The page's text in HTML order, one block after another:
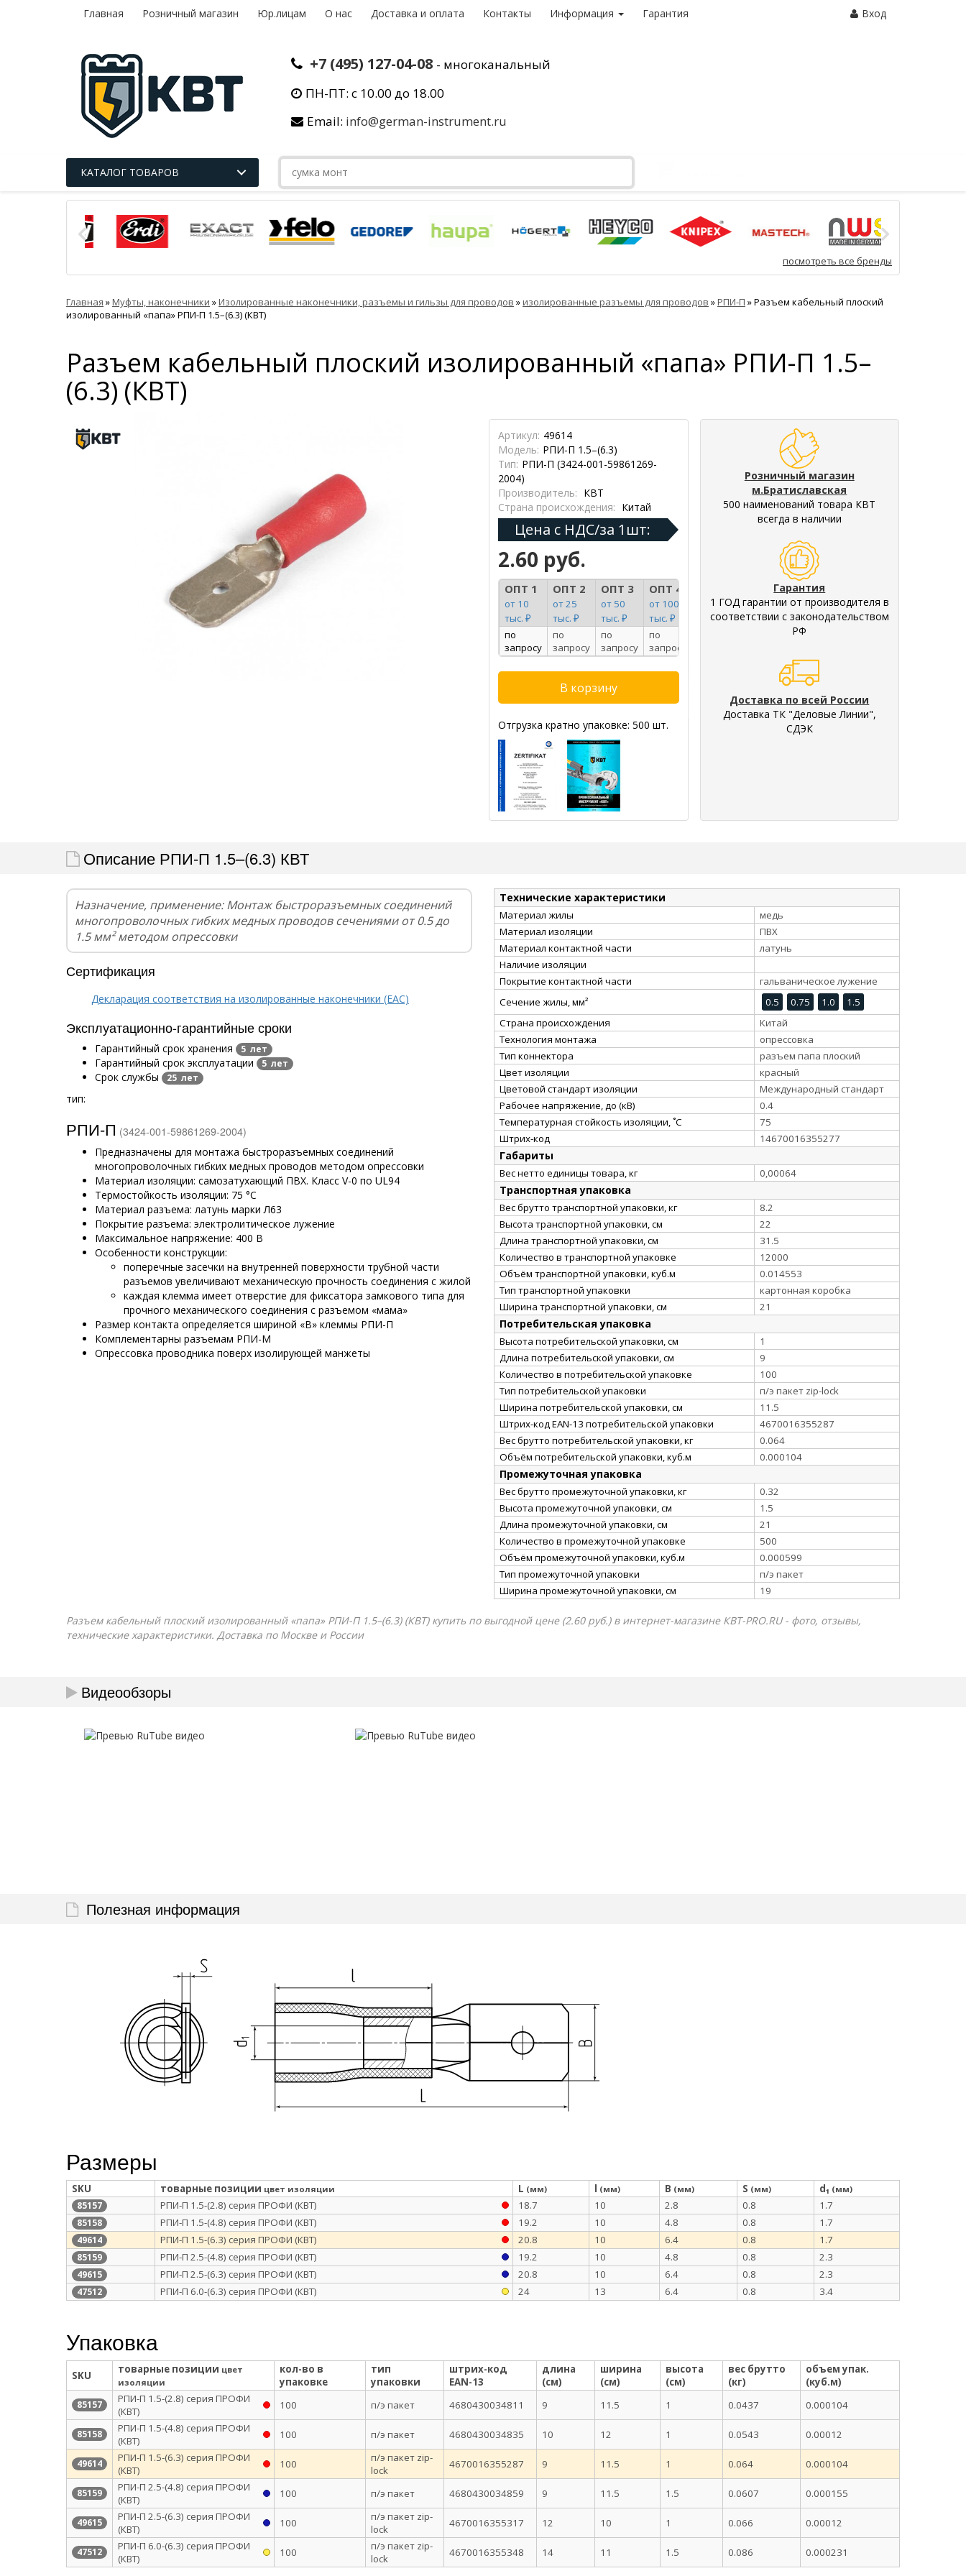
Главная Розничный магазин Юр.лицам О нас Доставка и оплата Контакты Информация Гарантия Вход
+7 (495) 127-04-08 - многоканальный
ПН-ПТ: с 10.00 до 18.00
Email: info@german-instrument.ru
КАТАЛОГ ТОВАРОВ
посмотреть все бренды
Главная »Муфты, наконечники »Изолированные наконечники, разъемы и гильзы для проводов »изолированные разъемы для проводов »РПИ-П »Разъем кабельный плоский
изолированный «папа» РПИ-П 1.5–(6.3) (КВТ)
Разъем кабельный плоский изолированный «папа» РПИ-П 1.5–
(6.3) (КВТ)
Артикул: 49614
Модель: РПИ-П 1.5–(6.3)
Тип: РПИ-П (3424-001-59861269-
2004)
Производитель: КВТ
Страна происхождения: Китай
Цена с НДС/за 1шт:
2.60 руб.
ОПТ 1
от 10
тыс. ₽
ОПТ 2
от 25
тыс. ₽
ОПТ 3
от 50
тыс. ₽
ОПТ 4
от 100
тыс. ₽
по
запросу
по
запросу
по
запросу
по
запросу
Отгрузка кратно упаковке: 500 шт.
Розничный магазин
м.Братиславская
500 наименований товара КВТ
всегда в наличии
Гарантия
1 ГОД гарантии от производителя в
соответствии с законодательством
РФ
Доставка по всей России
Доставка ТК "Деловые Линии",
СДЭК
Описание РПИ-П 1.5–(6.3) КВТ
Назначение, применение: Монтаж быстроразъемных соединений
многопроволочных гибких медных проводов сечениями от 0.5 до
1.5 мм² методом опрессовки
Сертификация
Декларация соответствия на изолированные наконечники (EAC)
Эксплуатационно-гарантийные сроки
Гарантийный срок хранения 5 лет
Гарантийный срок эксплуатации 5 лет
Срок службы 25 лет
тип:
РПИ-П (3424-001-59861269-2004)
Предназначены для монтажа быстроразъемных соединений
многопроволочных гибких медных проводов методом опрессовки
Материал изоляции: самозатухающий ПВХ. Класс V-0 по UL94
Термостойкость изоляции: 75 °C
Материал разъема: латунь марки Л63
Покрытие разъема: электролитическое лужение
Максимальное напряжение: 400 В
Особенности конструкции:
поперечные засечки на внутренней поверхности трубной части
разъемов увеличивают механическую прочность соединения с жилой
каждая клемма имеет отверстие для фиксатора замкового типа для
прочного механического соединения с разъемом «мама»
Размер контакта определяется шириной «В» клеммы РПИ-П
Комплементарны разъемам РПИ-М
Опрессовка проводника поверх изолирующей манжеты
Технические характеристики
Материал жилы
медь
Материал изоляции
ПВХ
Материал контактной части
латунь
Наличие изоляции
Покрытие контактной части
гальваническое лужение
Сечение жилы, мм²
0.5 0.75 1.0
1.5
Страна происхождения
Китай
Технология монтажа
опрессовка
Тип коннектора
разъем папа плоский
Цвет изоляции
красный
Цветовой стандарт изоляции
Международный стандарт
Рабочее напряжение, до (кВ)
0.4
Температурная стойкость изоляции, ˚С
75
Штрих-код
14670016355277
Габариты
Вес нетто единицы товара, кг 0,00064
Транспортная упаковка
Вес брутто транспортной упаковки, кг
8.2
Высота транспортной упаковки, см
22
Длина транспортной упаковки, см
31.5
Количество в транспортной упаковке
12000
Объём транспортной упаковки, куб.м
0.014553
Тип транспортной упаковки
картонная коробка
Ширина транспортной упаковки, см
21
Потребительская упаковка
Высота потребительской упаковки, см
1
Длина потребительской упаковки, см
9
Количество в потребительской упаковке
100
Тип потребительской упаковки
п/э пакет zip-lock
Ширина потребительской упаковки, см
11.5
Штрих-код EAN-13 потребительской упаковки
4670016355287
Вес брутто потребительской упаковки, кг
0.064
Объём потребительской упаковки, куб.м
0.000104
Промежуточная упаковка
Вес брутто промежуточной упаковки, кг
0.32
Высота промежуточной упаковки, см
1.5
Длина промежуточной упаковки, см
21
Количество в промежуточной упаковке
500
Объём промежуточной упаковки, куб.м
0.000599
Тип промежуточной упаковки
п/э пакет
Ширина промежуточной упаковки, см
19
Разъем кабельный плоский изолированный «папа» РПИ-П 1.5–(6.3) (КВТ) купить по выгодной цене (2.60 руб.) в интернет-магазине КВТ-PRO.RU - фото, отзывы,
технические характеристики. Доставка по Москве и России
Видеообзоры
Полезная информация
Размеры
SKU товарные позиции цвет изоляции L (мм) l (мм) B (мм) S (мм) d₁ (мм)
85157 РПИ-П 1.5-(2.8) серия ПРОФИ (КВТ) 18.7 10 2.8 0.8 1.7
85158 РПИ-П 1.5-(4.8) серия ПРОФИ (КВТ) 19.2 10 4.8 0.8 1.7
49614 РПИ-П 1.5-(6.3) серия ПРОФИ (КВТ) 20.8 10 6.4 0.8 1.7
85159 РПИ-П 2.5-(4.8) серия ПРОФИ (КВТ) 19.2 10 4.8 0.8 2.3
49615 РПИ-П 2.5-(6.3) серия ПРОФИ (КВТ) 20.8 10 6.4 0.8 2.3
47512 РПИ-П 6.0-(6.3) серия ПРОФИ (КВТ) 24 13 6.4 0.8 3.4
Упаковка
SKU товарные позиции цвет
изоляции
кол-во в
упаковке
тип
упаковки
штрих-код
EAN-13
длина
(см)
ширина
(см)
высота
(см)
вес брутто
(кг)
объем упак.
(куб.м)
85157
РПИ-П 1.5-(2.8) серия ПРОФИ
(КВТ)
100 п/э пакет 4680430034811 9 11.5 1 0.0437 0.000104
85158
РПИ-П 1.5-(4.8) серия ПРОФИ
(КВТ)
100 п/э пакет 4680430034835 10 12 1 0.0543 0.00012
49614
РПИ-П 1.5-(6.3) серия ПРОФИ
(КВТ)
100
п/э пакет zip-
lock
4670016355287 9 11.5 1 0.064 0.000104
85159
РПИ-П 2.5-(4.8) серия ПРОФИ
(КВТ)
100 п/э пакет 4680430034859 9 11.5 1.5 0.0607 0.000155
49615
РПИ-П 2.5-(6.3) серия ПРОФИ
(КВТ)
100
п/э пакет zip-
lock
4670016355317 12 10 1 0.066 0.00012
47512
РПИ-П 6.0-(6.3) серия ПРОФИ
(КВТ)
100
п/э пакет zip-
lock
4670016355348 14 11 1.5 0.086 0.000231